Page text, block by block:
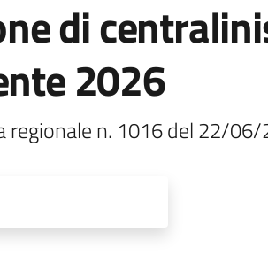
di
2026
regionale n. 1016 del 22/